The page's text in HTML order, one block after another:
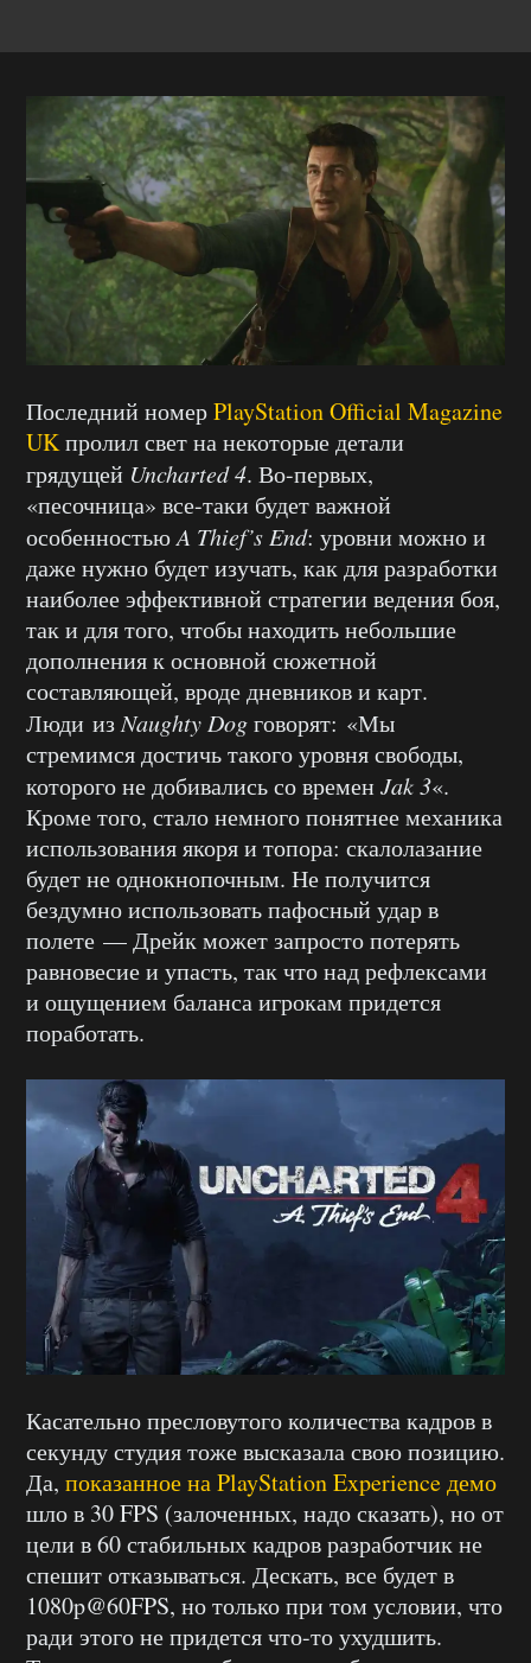
Последний номерPlayStation Official Magazine
UKпролил свет на некоторые детали
грядущей Uncharted 4. Во-первых,
«песочница» все-таки будет важной
особенностьюA Thief’s End: уровни можно и
даже нужно будет изучать, как для разработки
наиболее эффективной стратегии ведения боя,
так и для того, чтобы находить небольшие
дополнения к основной сюжетной
составляющей, вроде дневников и карт.
Люди изNaughty Dogговорят: «Мы
стремимся достичь такого уровня свободы,
которого не добивались со времен Jak 3«.
Кроме того, стало немного понятнее механика
использования якоря и топора: скалолазание
будет не однокнопочным. Не получится
бездумно использовать пафосный удар в
полете — Дрейк может запросто потерять
равновесие и упасть, так что над рефлексами
и ощущением баланса игрокам придется
поработать.
Касательно пресловутого количества кадров в
секунду студия тоже высказала свою позицию.
Да, показанное на PlayStation Experience демо
шло в 30 FPS (залоченных, надо сказать), но от
цели в 60 стабильных кадров разработчик не
спешит отказываться. Дескать, все будет в
1080p@60FPS, но только при том условии, что
ради этого не придется что-то ухудшить.